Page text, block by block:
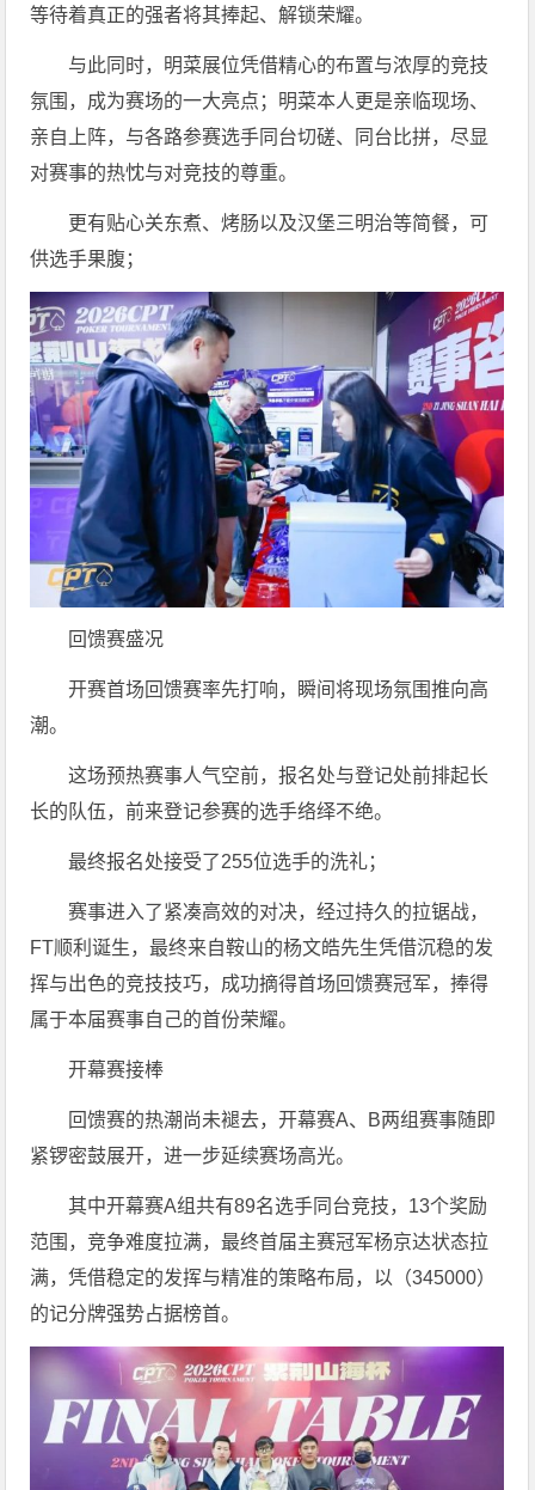
等待着真正的强者将其捧起、解锁荣耀。
与此同时，明菜展位凭借精心的布置与浓厚的竞技
氛围，成为赛场的一大亮点；明菜本人更是亲临现场、
亲自上阵，与各路参赛选手同台切磋、同台比拼，尽显
对赛事的热忱与对竞技的尊重。
更有贴心关东煮、烤肠以及汉堡三明治等简餐，可
供选手果腹；
回馈赛盛况
开赛首场回馈赛率先打响，瞬间将现场氛围推向高
潮。
这场预热赛事人气空前，报名处与登记处前排起长
长的队伍，前来登记参赛的选手络绎不绝。
最终报名处接受了255位选手的洗礼；
赛事进入了紧凑高效的对决，经过持久的拉锯战，
FT顺利诞生，最终来自鞍山的杨文皓先生凭借沉稳的发
挥与出色的竞技技巧，成功摘得首场回馈赛冠军，捧得
属于本届赛事自己的首份荣耀。
开幕赛接棒
回馈赛的热潮尚未褪去，开幕赛A、B两组赛事随即
紧锣密鼓展开，进一步延续赛场高光。
其中开幕赛A组共有89名选手同台竞技，13个奖励
范围，竞争难度拉满，最终首届主赛冠军杨京达状态拉
满，凭借稳定的发挥与精准的策略布局，以（345000）
的记分牌强势占据榜首。